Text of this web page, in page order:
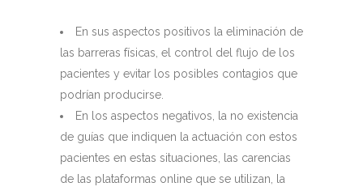
En sus aspectos positivos la eliminación de
las barreras físicas, el control del flujo de los
pacientes y evitar los posibles contagios que
podrían producirse.
En los aspectos negativos, la no existencia
de guías que indiquen la actuación con estos
pacientes en estas situaciones, las carencias
de las plataformas online que se utilizan, la